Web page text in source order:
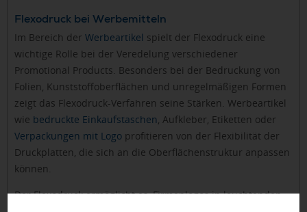
Flexodruck bei Werbemitteln
Im Bereich der Werbeartikel spielt der Flexodruck eine
wichtige Rolle bei der Veredelung verschiedener
Promotional Products. Besonders bei der Bedruckung von
Folien, Kunststoffoberflächen und unregelmäßigen Formen
zeigt das Flexodruck-Verfahren seine Stärken. Werbeartikel
wie bedruckte Einkaufstaschen, Aufkleber, Etiketten oder
Verpackungen mit Logo profitieren von der Flexibilität der
Druckplatten, die sich an die Oberflächenstruktur anpassen
können.
Der Flexodruck ermöglicht es, Firmenlogos in leuchtenden